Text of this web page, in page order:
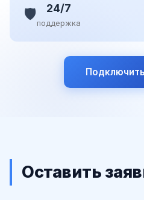
🛡️ 24/7
поддержка
Оставить